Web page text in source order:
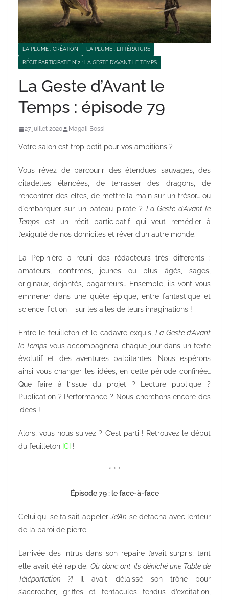
LA PLUME : CRÉATION LA PLUME : LITTÉRATURE
RÉCIT PARTICIPATIF N°2 : LA GESTE D'AVANT LE TEMPS
La Geste d’Avant le
Temps : épisode 79
27 juillet 2020 Magali Bossi
Votre salon est trop petit pour vos ambitions ?
Vous rêvez de parcourir des étendues sauvages, des
citadelles élancées, de terrasser des dragons, de
rencontrer des elfes, de mettre la main sur un trésor… ou
d’embarquer sur un bateau pirate ? La Geste d’Avant le
Temps est un récit participatif qui veut remédier à
l’exiguïté de nos domiciles et rêver d’un autre monde.
La Pépinière a réuni des rédacteurs très différents :
amateurs, confirmés, jeunes ou plus âgés, sages,
originaux, déjantés, bagarreurs… Ensemble, ils vont vous
emmener dans une quête épique, entre fantastique et
science-fiction – sur les ailes de leurs imaginations !
Entre le feuilleton et le cadavre exquis,La Geste d’Avant
le Temps vous accompagnera chaque jour dans un texte
évolutif et des aventures palpitantes. Nous espérons
ainsi vous changer les idées, en cette période confinée…
Que faire à l’issue du projet ? Lecture publique ?
Publication ? Performance ? Nous cherchons encore des
idées !
Alors, vous nous suivez ? C’est parti ! Retrouvez le début
du feuilleton ICI !
* * *
Épisode 79 : le face-à-face
Celui qui se faisait appeler Je’An se détacha avec lenteur
de la paroi de pierre.
L’arrivée des intrus dans son repaire l’avait surpris, tant
elle avait été rapide.Où donc ont-ils déniché une Table de
Téléportation ?!Il avait délaissé son trône pour
s’accrocher, griffes et tentacules tendus d’excitation,